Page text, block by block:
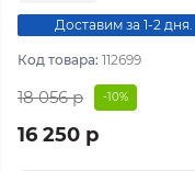
Доставим за 1-2 дня.
Код товара: 112699
18 056 р -10%
16 250 р